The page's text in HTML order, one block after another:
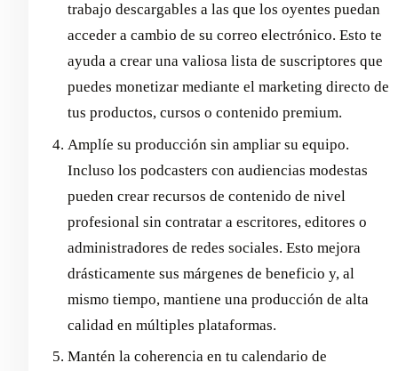
trabajo descargables a las que los oyentes puedan
acceder a cambio de su correo electrónico. Esto te
ayuda a crear una valiosa lista de suscriptores que
puedes monetizar mediante el marketing directo de
tus productos, cursos o contenido premium.
Amplíe su producción sin ampliar su equipo.
Incluso los podcasters con audiencias modestas
pueden crear recursos de contenido de nivel
profesional sin contratar a escritores, editores o
administradores de redes sociales. Esto mejora
drásticamente sus márgenes de beneficio y, al
mismo tiempo, mantiene una producción de alta
calidad en múltiples plataformas.
Mantén la coherencia en tu calendario de